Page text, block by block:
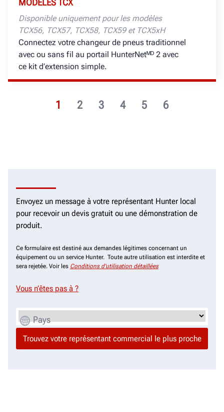
1 2 3 4 5 6
MODÈLES TCX
Disponible uniquement pour les modèles
TCX56, TCX57, TCX58, TCX59 et TCX5xH
Connectez votre changeur de pneus traditionnel
avec ou sans fil au portail HunterNetᴹᴰ 2 avec
ce kit d’extension simple.
Envoyez un message à votre représentant Hunter local
pour recevoir un devis gratuit ou une démonstration de
produit.
Ce formulaire est destiné aux demandes légitimes concernant un
équipement ou un service Hunter. Toute autre utilisation est interdite et
sera rejetée. Voir les Conditions d’utilisation détaillées
Vous n’êtes pas à ?
Pays